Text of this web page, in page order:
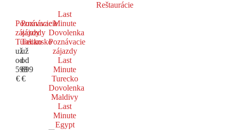
Reštaurácie
Poznávacie
zájazdy
Turecko
už
od
599
€
Poznávacie
zájazdy
Taliansko
už
od
699
€
Last
Minute
Dovolenka
Poznávacie
zájazdy
Last
Minute
Turecko
Dovolenka
Maldivy
Last
Minute
Egypt